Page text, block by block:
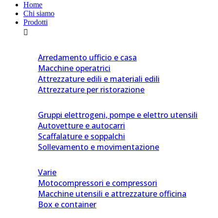
Home
Chi siamo
Prodotti
Arredamento ufficio e casa
Macchine operatrici
Attrezzature edili e materiali edili
Attrezzature per ristorazione
Gruppi elettrogeni, pompe e elettro utensili
Autovetture e autocarri
Scaffalature e soppalchi
Sollevamento e movimentazione
Varie
Motocompressori e compressori
Macchine utensili e attrezzature officina
Box e container